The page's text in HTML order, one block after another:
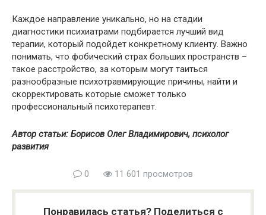
Каждое направление уникально, но на стадии
диагностики психиатрами подбирается лучший вид
терапии, который подойдет конкретному клиенту. Важно
понимать, что фобический страх больших пространств –
такое расстройство, за которым могут таиться
разнообразные психотравмирующие причины, найти и
скорректировать которые сможет только
профессиональный психотерапевт.
Автор статьи: Борисов Олег Владимирович, психолог
развития
0 11 601 просмотров
Понравилась статья? Поделиться с